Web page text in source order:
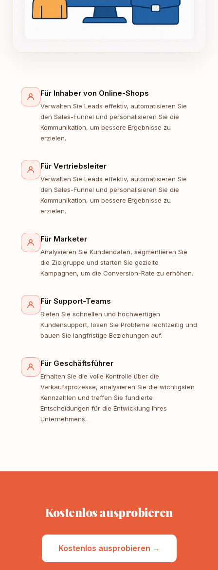
Für Inhaber von Online-Shops
Verwalten Sie Leads effektiv, automatisieren Sie
den Sales-Funnel und personalisieren Sie die
Kommunikation, um bessere Ergebnisse zu
erzielen.
Für Vertriebsleiter
Verwalten Sie Leads effektiv, automatisieren Sie
den Sales-Funnel und personalisieren Sie die
Kommunikation, um bessere Ergebnisse zu
erzielen.
Für Marketer
Analysieren Sie Kundendaten, segmentieren Sie
die Zielgruppe und starten Sie gezielte
Kampagnen, um die Conversion-Rate zu erhöhen.
Für Support-Teams
Bieten Sie schnellen und hochwertigen
Kundensupport, lösen Sie Probleme rechtzeitig und
bauen Sie langfristige Beziehungen auf.
Für Geschäftsführer
Erhalten Sie die volle Kontrolle über die
Verkaufsprozesse, analysieren Sie die wichtigsten
Kennzahlen und treffen Sie fundierte
Entscheidungen für die Entwicklung Ihres
Unternehmens.
Kostenlos ausprobieren
Kostenlos ausprobieren →